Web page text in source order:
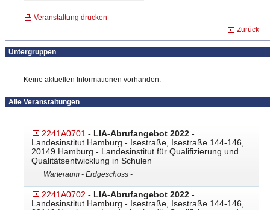
Veranstaltung drucken
Zurück
Untergruppen
Keine aktuellen Informationen vorhanden.
Alle Veranstaltungen
2241A0701 - LIA-Abrufangebot 2022 -
Landesinstitut Hamburg - Isestraße, Isestraße 144-146,
20149 Hamburg - Landesinstitut für Qualifizierung und
Qualitätsentwicklung in Schulen
Warteraum - Erdgeschoss -
2241A0702 - LIA-Abrufangebot 2022 -
Landesinstitut Hamburg - Isestraße, Isestraße 144-146,